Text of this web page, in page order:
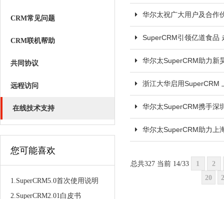
CRM常见问题
CRM联机帮助
共同协议
远程访问
在线技术支持
您可能喜欢
1.SuperCRM5.0首次使用说明
2.SuperCRM2.01白皮书
华尔太祝广大用户及合作
SuperCRM引领亿道食品
华尔太SuperCRM助力新
浙江大华启用SuperCRM
华尔太SuperCRM携手深
华尔太SuperCRM助力上
总共327 当前 14/33 1
2
20